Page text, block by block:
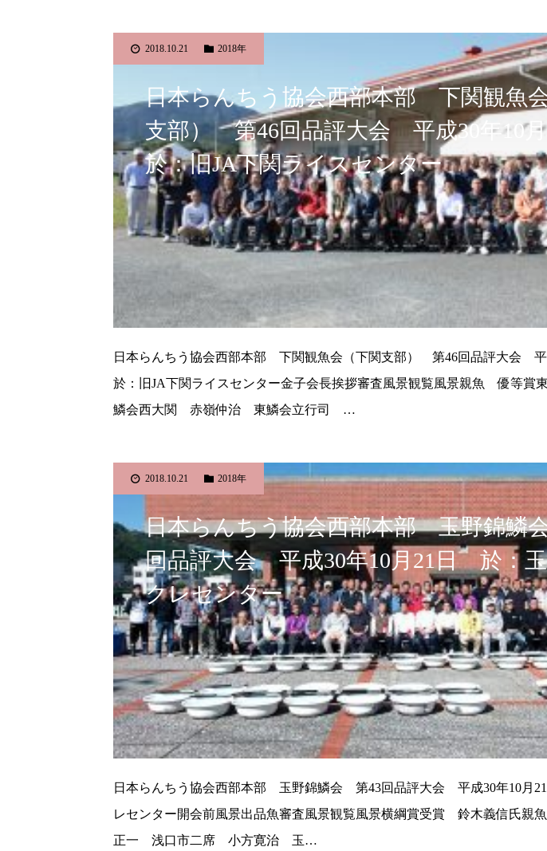
2018.10.21 2018年
日本らんちう協会西部本部 下関観魚
支部） 第46回品評大会 平成30年10
於：旧JA下関ライスセンター
日本らんちう協会西部本部 下関観魚会（下関支部） 第46回品評大会
於：旧JA下関ライスセンター金子会長挨拶審査風景観覧風景親魚 優等
鱗会西大関 赤嶺仲治 東鱗会立行司 …
2018.10.21 2018年
日本らんちう協会西部本部 玉野錦鱗
回品評大会 平成30年10月21日 於：
クレセンター
日本らんちう協会西部本部 玉野錦鱗会 第43回品評大会 平成30年10月
レセンター開会前風景出品魚審査風景観覧風景横綱賞受賞 鈴木義信氏
正一 浅口市二席 小方寛治 玉…